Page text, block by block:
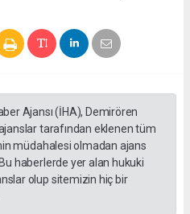
Ajansı (İHA), Demirören
tarafından eklenen tüm
müdahalesi olmadan ajans
haberlerde yer alan hukuki
olup sitemizin hiç bir